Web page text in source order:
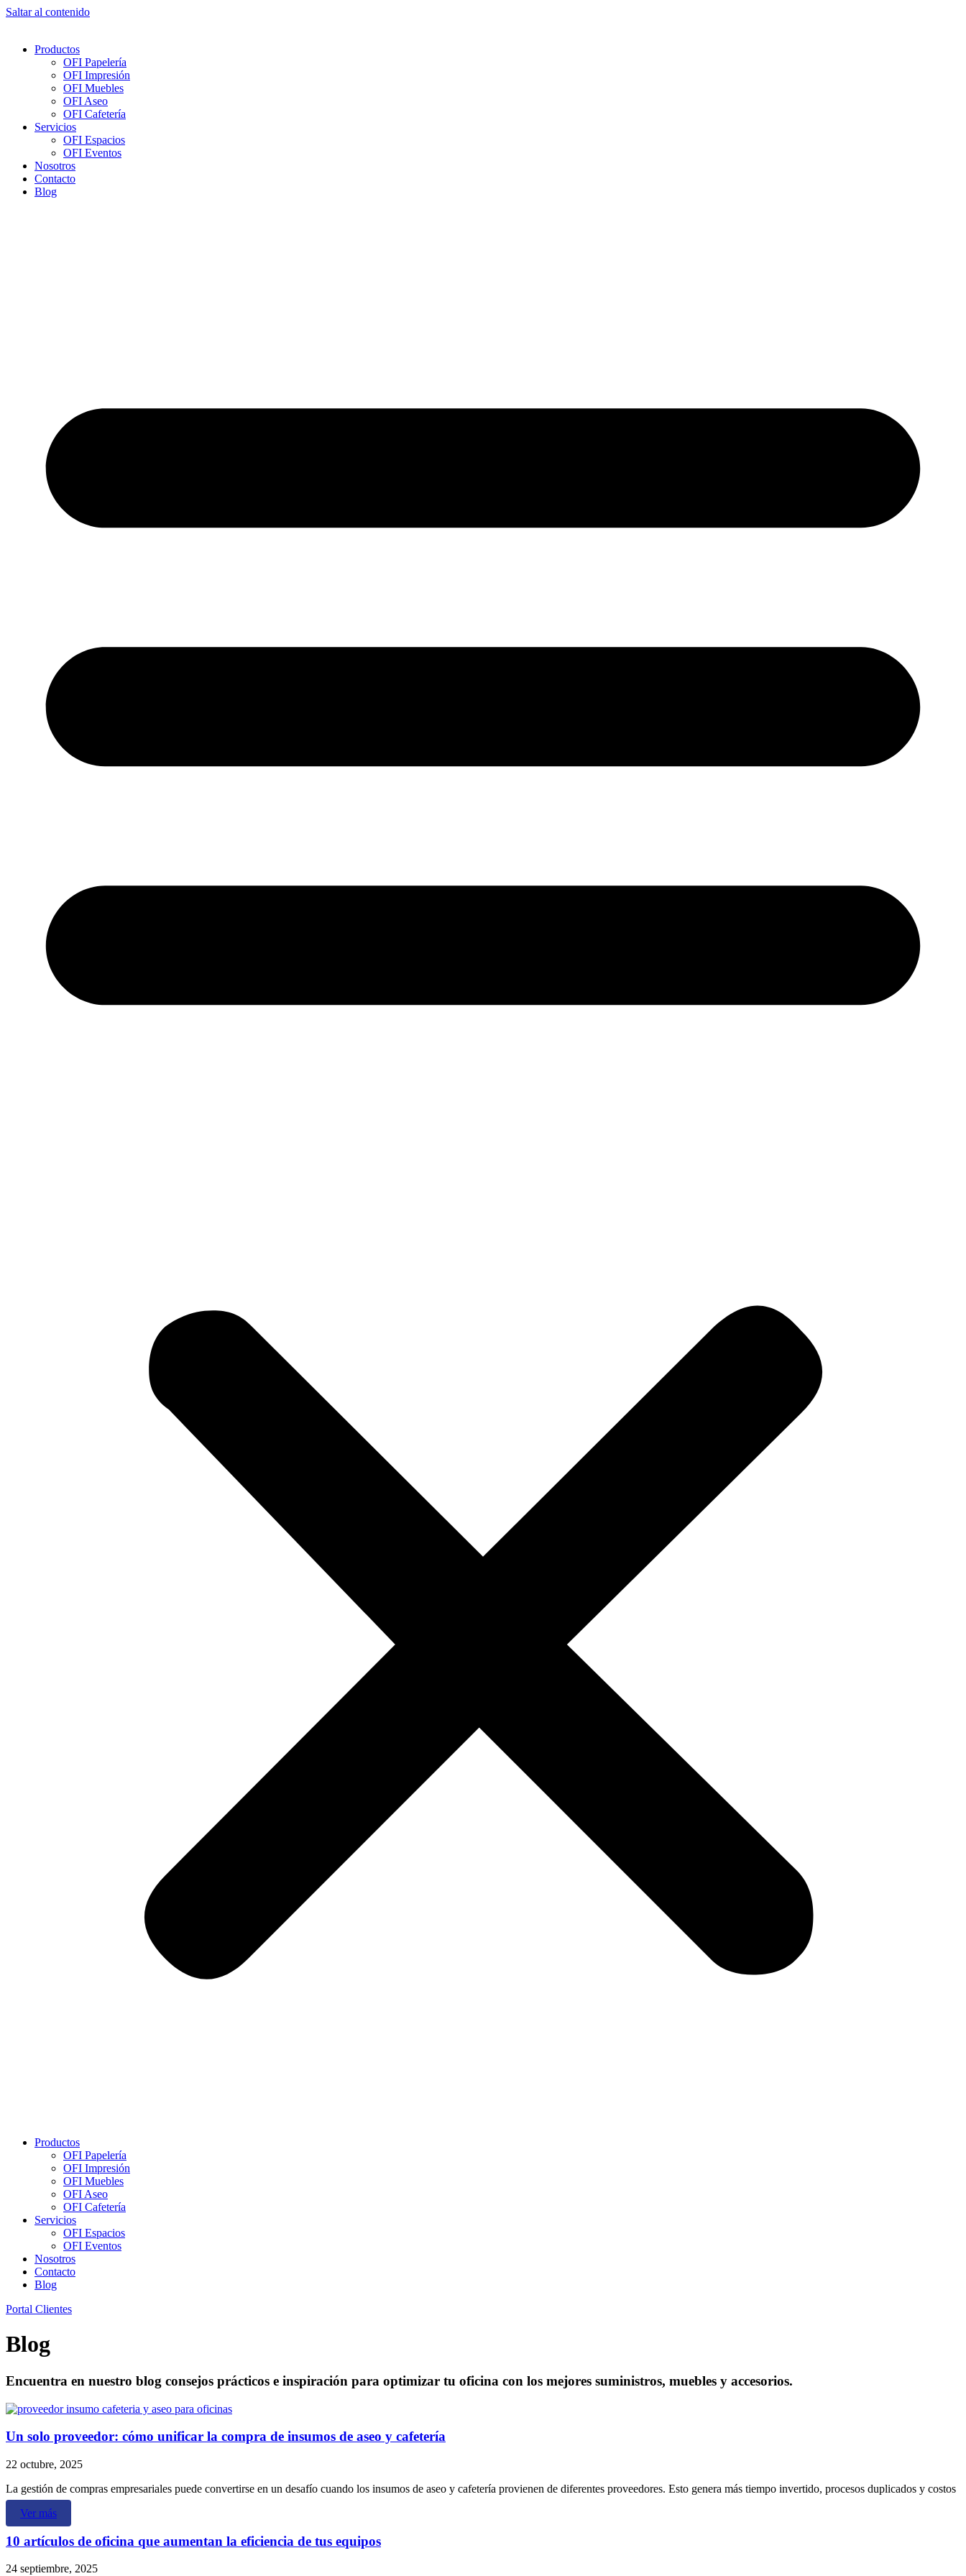
Saltar al contenido
Productos
OFI Papelería
OFI Impresión
OFI Muebles
OFI Aseo
OFI Cafetería
Servicios
OFI Espacios
OFI Eventos
Nosotros
Contacto
Blog
Productos
OFI Papelería
OFI Impresión
OFI Muebles
OFI Aseo
OFI Cafetería
Servicios
OFI Espacios
OFI Eventos
Nosotros
Contacto
Blog
Portal Clientes
Blog
Encuentra en nuestro blog consejos prácticos e inspiración para optimizar tu oficina con los mejores suministros, muebles y accesorios.
Un solo proveedor: cómo unificar la compra de insumos de aseo y cafetería
22 octubre, 2025
La gestión de compras empresariales puede convertirse en un desafío cuando los insumos de aseo y cafetería provienen de diferentes proveedores. Esto genera más tiempo invertido, procesos duplicados y costos
Ver más
10 artículos de oficina que aumentan la eficiencia de tus equipos
24 septiembre, 2025